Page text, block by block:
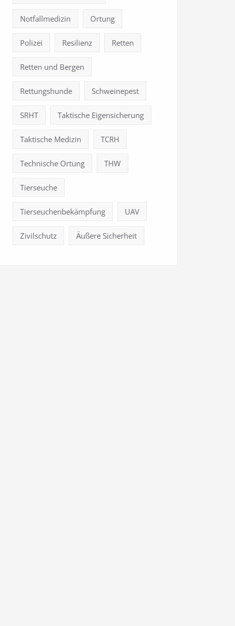
Notfallmedizin Ortung
Polizei Resilienz Retten
Retten und Bergen
Rettungshunde Schweinepest
SRHT Taktische Eigensicherung
Taktische Medizin TCRH
Technische Ortung THW
Tierseuche
Tierseuchenbekämpfung UAV
Zivilschutz Äußere Sicherheit